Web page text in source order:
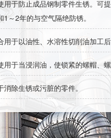
用于防止成品钢制零件生锈。可
1～2年的与空气隔绝防锈。
用于以油性、水溶性切削油加工
用于当浸润油，使锁紧的螺帽、螺
消除生锈或污脏的零件。